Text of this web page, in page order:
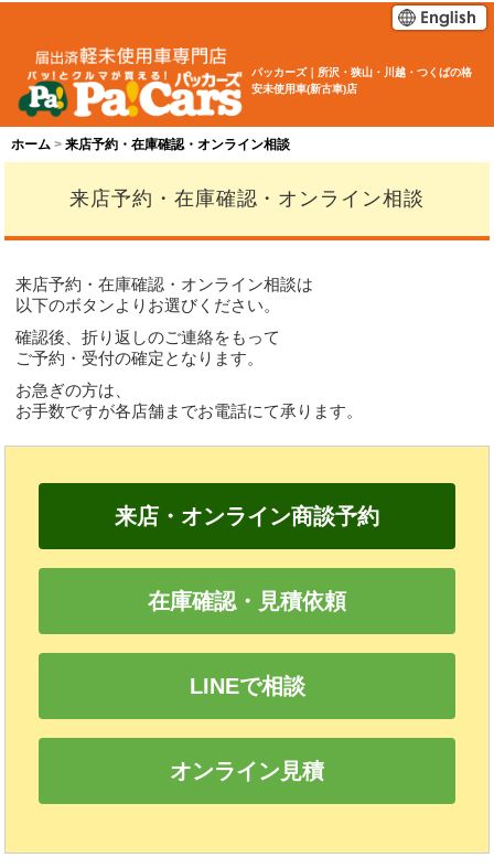
パッカーズ｜所沢・狭山・川越・つくばの格
安未使用車(新古車)店
ホーム 来店予約・在庫確認・オンライン相談
来店予約・在庫確認・オンライン相談
来店予約・在庫確認・オンライン相談は
以下のボタンよりお選びください。
確認後、折り返しのご連絡をもって
ご予約・受付の確定となります。
お急ぎの方は、
お手数ですが各店舗までお電話にて承ります。
来店・オンライン商談予約
在庫確認・見積依頼
LINEで相談
オンライン見積